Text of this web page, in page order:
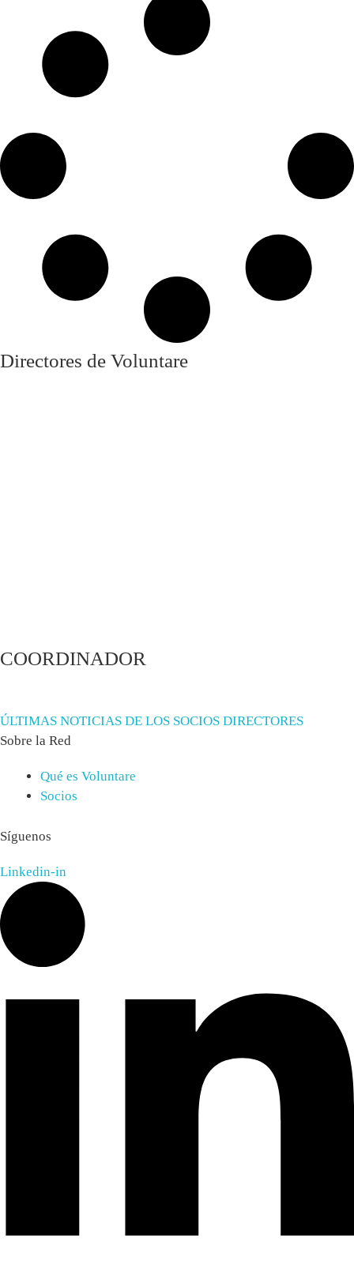
Directores de Voluntare
COORDINADOR
ÚLTIMAS NOTICIAS DE LOS SOCIOS DIRECTORES
Sobre la Red
Qué es Voluntare
Socios
Síguenos
Linkedin-in